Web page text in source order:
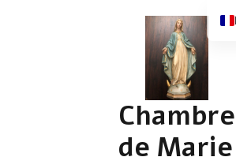
Chambre
de Marie